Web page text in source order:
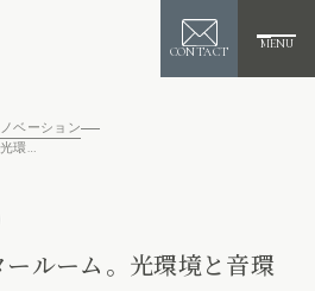
CONTACT
MENU
ベーション
自分だけのシアタールーム。光環境と音環境へのこだわりを実現した空間
ールーム。光環境と音環